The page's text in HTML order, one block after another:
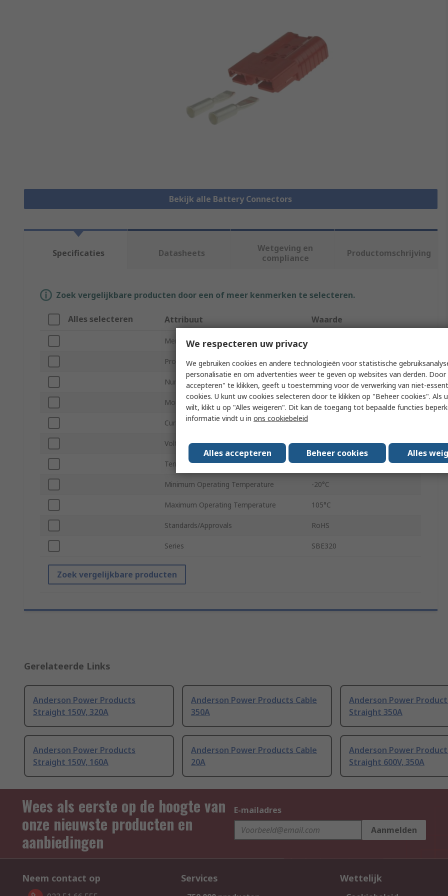
Bekijk alle Battery Connectors
Specificaties Datasheets
Wetgeving en
compliance
Productomschrijving
Zoek vergelijkbare producten door een of meer kenmerken te selecteren.
Alles selecteren Attribuut Waarde
Merk
Product Type Battery Connector
Number of Contacts 2
Mount Type Cable
Current
Voltage 150V
Termination Type Crimp
Minimum Operating Temperature -20°C
Maximum Operating Temperature 105°C
Standards/Approvals RoHS
Series SBE320
Zoek vergelijkbare producten
Gerelateerde Links
Anderson Power Products
Straight 150V, 320A
Anderson Power Products Cable
350A
Anderson Power
Straight 350A
Anderson Power Products
Straight 150V, 160A
Anderson Power Products Cable
20A
Anderson Power
Straight 600V, 350A
Wees als eerste op de hoogte van
onze nieuwste producten en
aanbiedingen
E-mailadres
Aanmelden
Neem contact op Services Wettelijk
We respecteren uw privacy
We gebruiken cookies en andere technologieën voor statistische
personalisatie en om advertenties weer te geven op websites van derden. Door
accepteren" te klikken, geeft u toestemming voor de verwerking van niet-
cookies. U kunt uw cookies selecteren door te klikken op "Beheer cookies". Als
wilt, klikt u op "Alles weigeren". Dit kan de toegang tot bepaalde functies
informatie vindt u in ons cookiebeleid
Alles accepteren Beheer cookies Alles